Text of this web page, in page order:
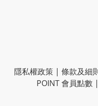
隱私權政策 | 條款及細
POINT 會員點數